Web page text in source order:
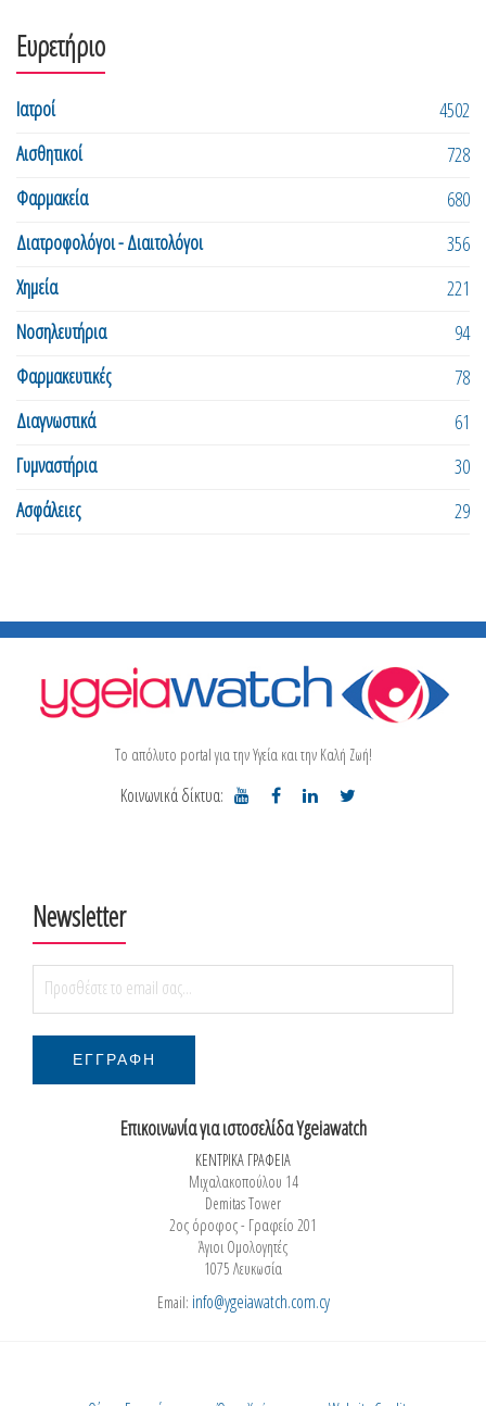
Ευρετήριο
Ιατροί
4502
Αισθητικοί
728
Φαρμακεία
680
Διατροφολόγοι - Διαιτολόγοι
356
Χημεία
221
Νοσηλευτήρια
94
Φαρμακευτικές
78
Διαγνωστικά
61
Γυμναστήρια
30
Ασφάλειες
29
Το απόλυτο portal για την Υγεία και την Καλή Ζωή!
Κοινωνικά δίκτυα:
Newsletter
Επικοινωνία για ιστοσελίδα Ygeiawatch
ΚΕΝΤΡΙΚΑ ΓΡΑΦΕΙΑ
Μιχαλακοπούλου 14
Demitas Tower
2ος όροφος - Γραφείο 201
Άγιοι Ομολογητές
1075 Λευκωσία
Email: info@ygeiawatch.com.cy